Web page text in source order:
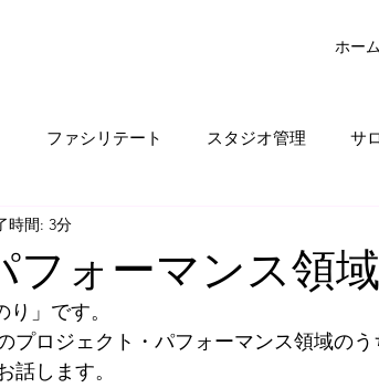
ホーム
ファシリテート スタジオ管理 サ
フォーマンス領域
時間: 3分
」です。
プロジェクト・パフォーマンス領域の
話します。